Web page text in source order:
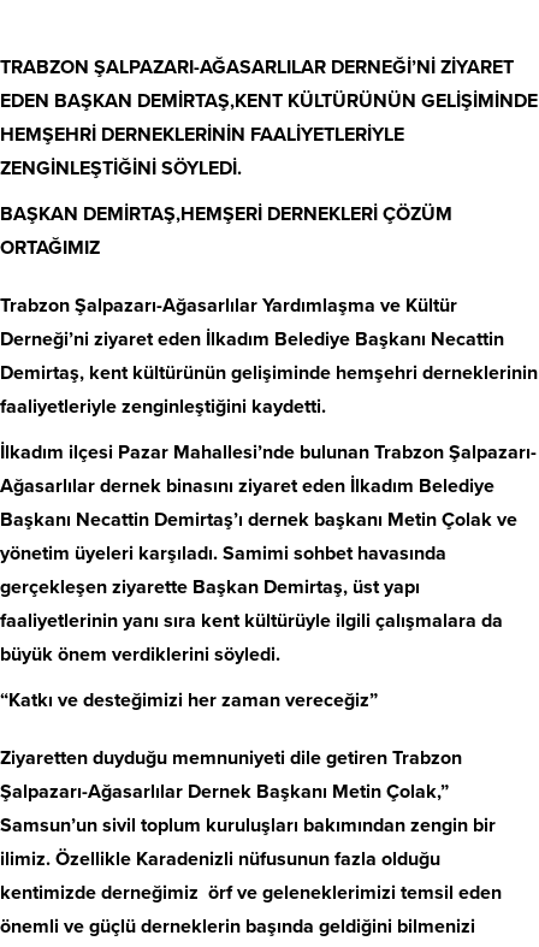
TRABZON ŞALPAZARI-AĞASARLILAR DERNEĞİ’Nİ ZİYARET
EDEN BAŞKAN DEMİRTAŞ,KENT KÜLTÜRÜNÜN GELİŞİMİNDE
HEMŞEHRİ DERNEKLERİNİN FAALİYETLERİYLE
ZENGİNLEŞTİĞİNİ SÖYLEDİ.
BAŞKAN DEMİRTAŞ,HEMŞERİ DERNEKLERİ ÇÖZÜM
ORTAĞIMIZ
Trabzon Şalpazarı-Ağasarlılar Yardımlaşma ve Kültür
Derneği’ni ziyaret eden İlkadım Belediye Başkanı Necattin
Demirtaş, kent kültürünün gelişiminde hemşehri derneklerinin
faaliyetleriyle zenginleştiğini kaydetti.
İlkadım ilçesi Pazar Mahallesi’nde bulunan Trabzon Şalpazarı-
Ağasarlılar dernek binasını ziyaret eden İlkadım Belediye
Başkanı Necattin Demirtaş’ı dernek başkanı Metin Çolak ve
yönetim üyeleri karşıladı. Samimi sohbet havasında
gerçekleşen ziyarette Başkan Demirtaş, üst yapı
faaliyetlerinin yanı sıra kent kültürüyle ilgili çalışmalara da
büyük önem verdiklerini söyledi.
“Katkı ve desteğimizi her zaman vereceğiz”
Ziyaretten duyduğu memnuniyeti dile getiren Trabzon
Şalpazarı-Ağasarlılar Dernek Başkanı Metin Çolak,”
Samsun’un sivil toplum kuruluşları bakımından zengin bir
ilimiz. Özellikle Karadenizli nüfusunun fazla olduğu
kentimizde derneğimiz örf ve geleneklerimizi temsil eden
önemli ve güçlü derneklerin başında geldiğini bilmenizi